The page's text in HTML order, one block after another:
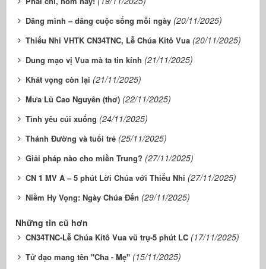
Dâng mình – dâng cuộc sống mỗi ngày (20/11/2025)
Thiếu Nhi VHTK CN34TNC, Lễ Chúa Kitô Vua (20/11/2025)
Dung mạo vị Vua mà ta tin kính (21/11/2025)
Khát vọng còn lại (21/11/2025)
Mưa Lũ Cao Nguyên (thơ) (22/11/2025)
Tình yêu cúi xuống (24/11/2025)
Thánh Đường và tuổi trẻ (25/11/2025)
Giải pháp nào cho miền Trung? (27/11/2025)
CN 1 MV A – 5 phút Lời Chúa với Thiếu Nhi (27/11/2025)
Niềm Hy Vọng: Ngày Chúa Đến (29/11/2025)
Những tin cũ hơn
CN34TNC-Lễ Chúa Kitô Vua vũ trụ-5 phút LC (17/11/2025)
Tử đạo mang tên "Cha - Mẹ" (15/11/2025)